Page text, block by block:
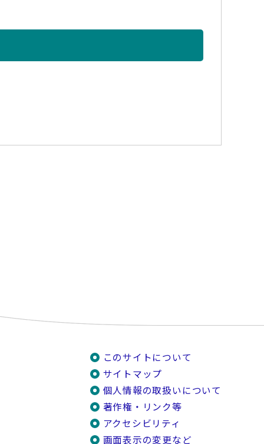
このサイトについて
サイトマップ
個人情報の取扱いについて
著作権・リンク等
アクセシビリティ
画面表示の変更など